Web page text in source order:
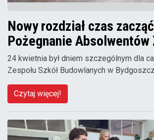
Nowy rozdział czas
Pożegnanie Absolwentów
24 kwietnia był dniem szczególnym dla
Zespołu Szkół Budowlanych w
Czytaj więcej!